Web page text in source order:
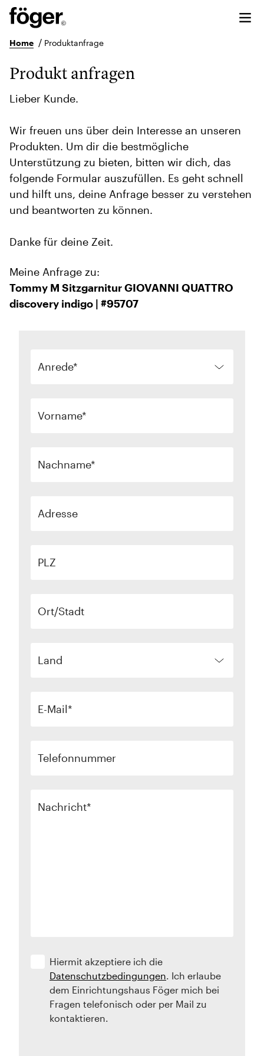
Home / Produktanfrage
Produkt anfragen
Lieber Kunde.
Wir freuen uns über dein Interesse an unseren
Produkten. Um dir die bestmögliche
Unterstützung zu bieten, bitten wir dich, das
folgende Formular auszufüllen. Es geht schnell
und hilft uns, deine Anfrage besser zu verstehen
und beantworten zu können.
Danke für deine Zeit.
Meine Anfrage zu:
Tommy M Sitzgarnitur GIOVANNI QUATTRO
discovery indigo | #95707
Anrede
Vorname
Nachname
Adresse
PLZ
Ort/Stadt
Land
E-Mail
Telefonnummer
Nachricht
Hiermit akzeptiere ich die
Datenschutzbedingungen. Ich erlaube
dem Einrichtungshaus Föger mich bei
Fragen telefonisch oder per Mail zu
kontaktieren.